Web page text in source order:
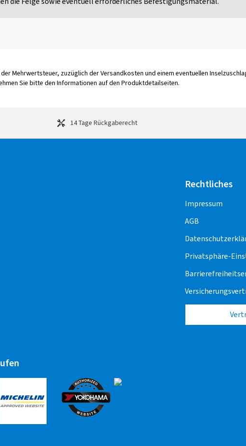
Mehrwertsteuer, zuzüglich der Versandkosten und einem eventuellen
Sie bitte den Informationen auf den Produktdetailseiten.
14 Tage Rückgaberecht
Rechtliches
Impressum
AGB
Privatsphäre-